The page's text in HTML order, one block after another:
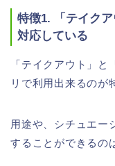
特徴1. 「テイク
対応している
「テイクアウト」
リで利用出来るのが
用途や、シチュエー
することができるの